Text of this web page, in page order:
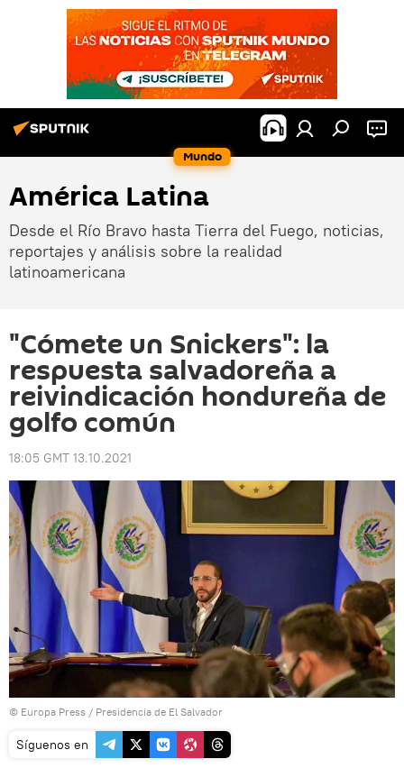
Mundo
América Latina
Desde el Río Bravo hasta Tierra del Fuego, noticias,
reportajes y análisis sobre la realidad
latinoamericana
"Cómete un Snickers": la
respuesta salvadoreña a
reivindicación hondureña de
golfo común
18:05 GMT 13.10.2021
© Europa Press / Presidencia de El Salvador
Síguenos en